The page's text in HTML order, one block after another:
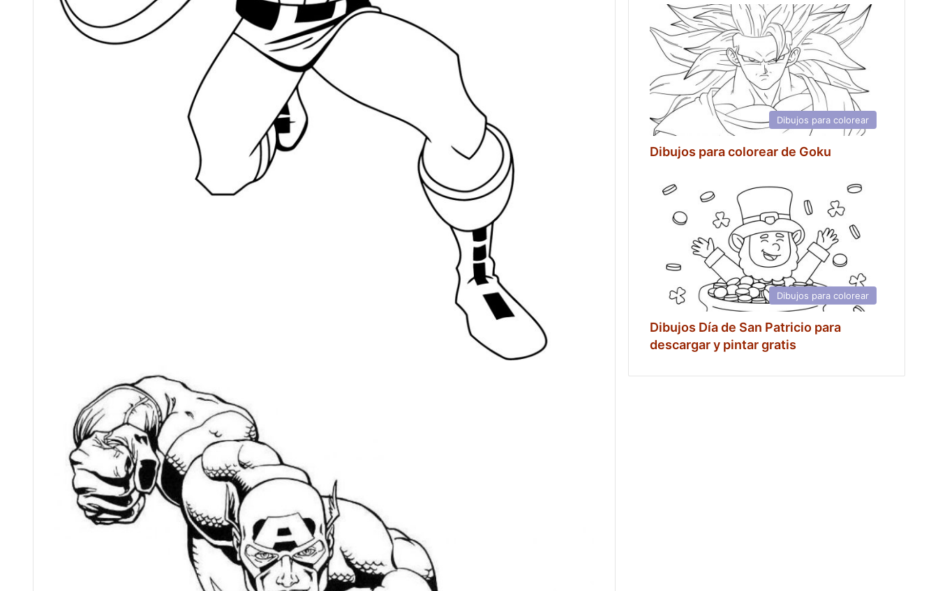
Dibujos para colorear
Dibujos para colorear de Goku
Dibujos para colorear
Dibujos Día de San Patricio para
descargar y pintar gratis